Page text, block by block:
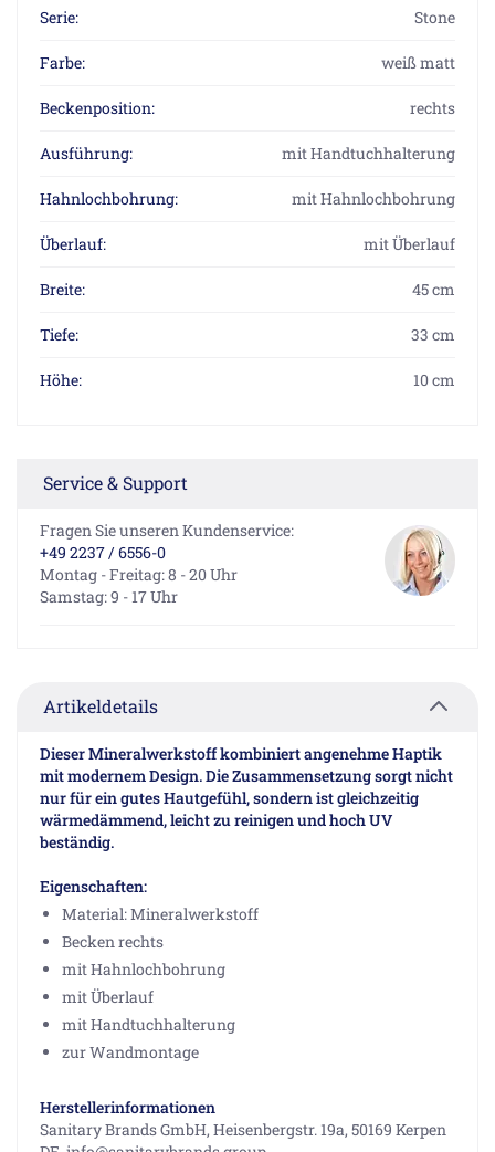
Serie: Stone
Farbe: weiß matt
Beckenposition: rechts
Ausführung: mit Handtuchhalterung
Hahnlochbohrung: mit Hahnlochbohrung
Überlauf: mit Überlauf
Breite: 45 cm
Tiefe: 33 cm
Höhe: 10 cm
Service & Support
Fragen Sie unseren Kundenservice:
+49 2237 / 6556-0
Montag - Freitag: 8 - 20 Uhr
Samstag: 9 - 17 Uhr
Artikeldetails
Dieser Mineralwerkstoff kombiniert angenehme Haptik
mit modernem Design. Die Zusammensetzung sorgt nicht
nur für ein gutes Hautgefühl, sondern ist gleichzeitig
wärmedämmend, leicht zu reinigen und hoch UV
beständig.
Eigenschaften:
Material: Mineralwerkstoff
Becken rechts
mit Hahnlochbohrung
mit Überlauf
mit Handtuchhalterung
zur Wandmontage
Herstellerinformationen
Sanitary Brands GmbH, Heisenbergstr. 19a, 50169 Kerpen